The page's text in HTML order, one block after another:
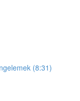
(8:31)